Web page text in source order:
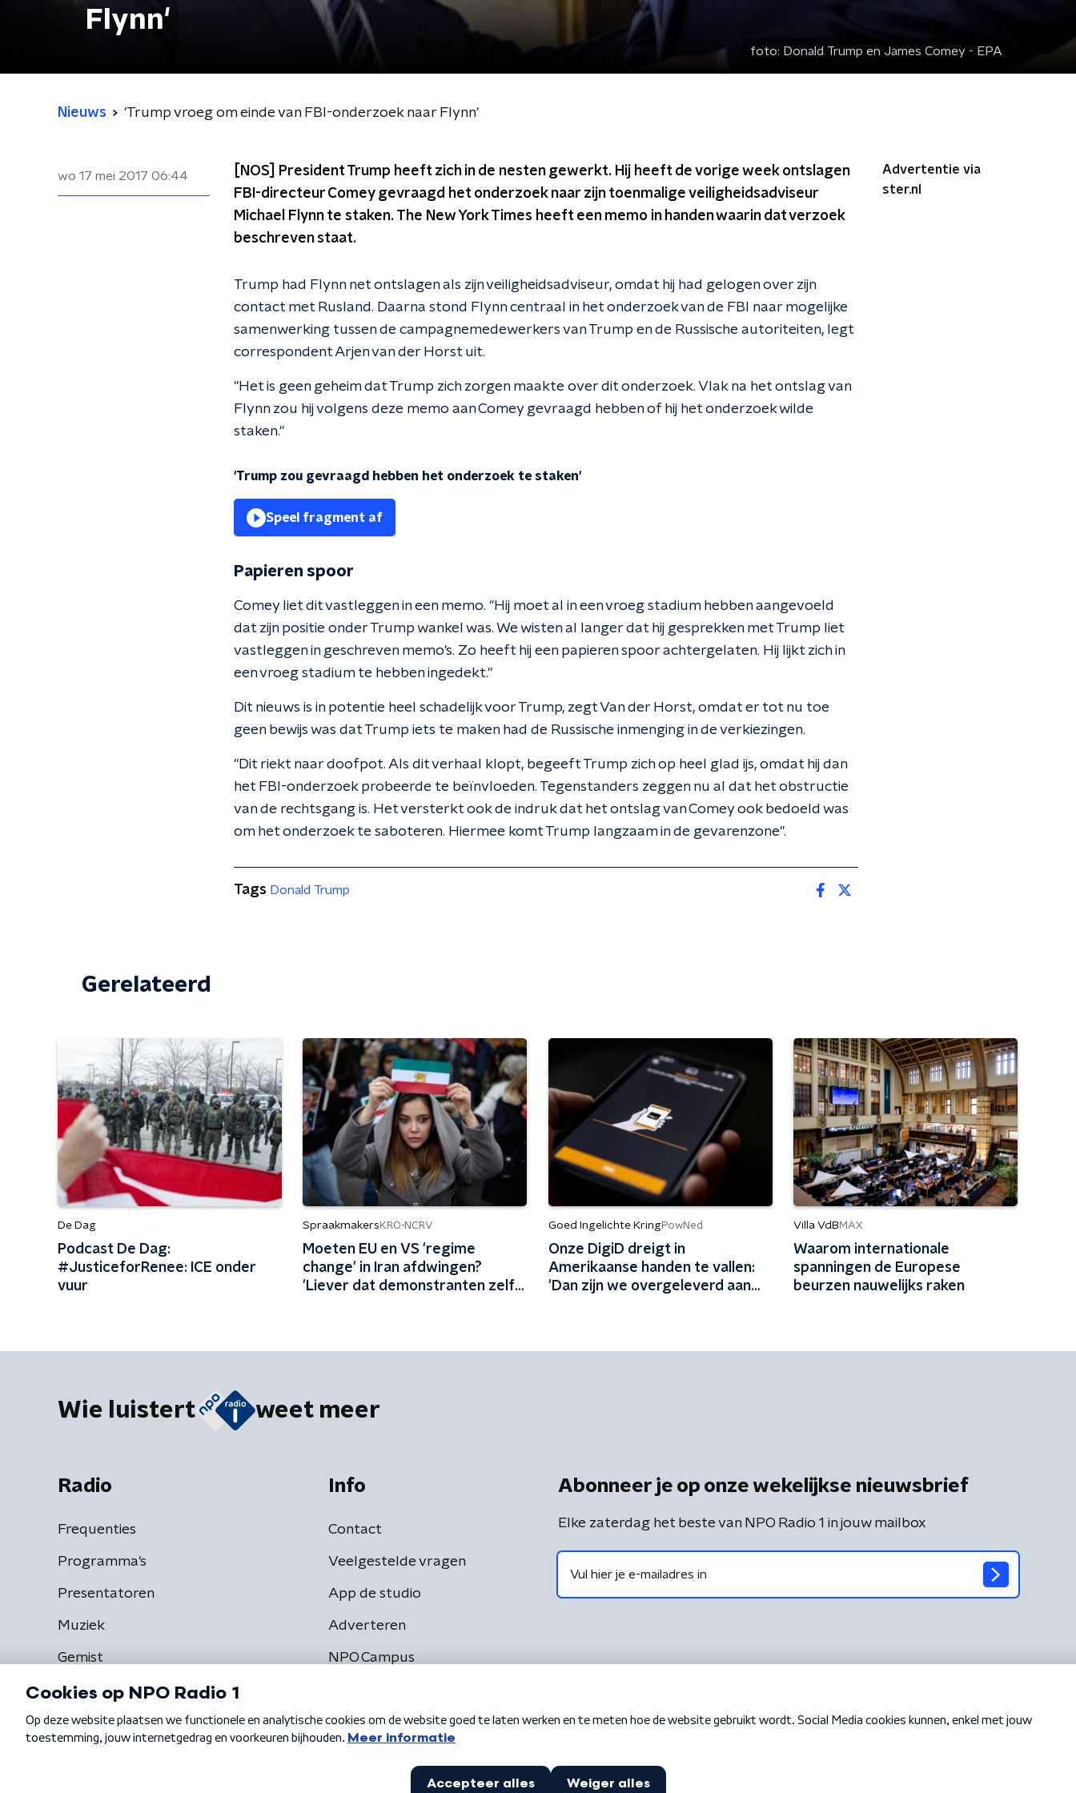
Flynn'
foto: Donald Trump en James Comey - EPA
Nieuws 'Trump vroeg om einde van FBI-onderzoek naar Flynn'
wo 17 mei 2017 06:44
[NOS] President Trump heeft zich in de nesten gewerkt. Hij heeft de vorige week ontslagen
FBI-directeur Comey gevraagd het onderzoek naar zijn toenmalige veiligheidsadviseur
Michael Flynn te staken. The New York Times heeft een memo in handen waarin dat verzoek
beschreven staat.
Trump had Flynn net ontslagen als zijn veiligheidsadviseur, omdat hij had gelogen over zijn
contact met Rusland. Daarna stond Flynn centraal in het onderzoek van de FBI naar mogelijke
samenwerking tussen de campagnemedewerkers van Trump en de Russische autoriteiten, legt
correspondent Arjen van der Horst uit.
"Het is geen geheim dat Trump zich zorgen maakte over dit onderzoek. Vlak na het ontslag van
Flynn zou hij volgens deze memo aan Comey gevraagd hebben of hij het onderzoek wilde
staken."
'Trump zou gevraagd hebben het onderzoek te staken'
Speel fragment af
Papieren spoor
Comey liet dit vastleggen in een memo. "Hij moet al in een vroeg stadium hebben aangevoeld
dat zijn positie onder Trump wankel was. We wisten al langer dat hij gesprekken met Trump liet
vastleggen in geschreven memo's. Zo heeft hij een papieren spoor achtergelaten. Hij lijkt zich in
een vroeg stadium te hebben ingedekt."
Dit nieuws is in potentie heel schadelijk voor Trump, zegt Van der Horst, omdat er tot nu toe
geen bewijs was dat Trump iets te maken had de Russische inmenging in de verkiezingen.
"Dit riekt naar doofpot. Als dit verhaal klopt, begeeft Trump zich op heel glad ijs, omdat hij dan
het FBI-onderzoek probeerde te beïnvloeden. Tegenstanders zeggen nu al dat het obstructie
van de rechtsgang is. Het versterkt ook de indruk dat het ontslag van Comey ook bedoeld was
om het onderzoek te saboteren. Hiermee komt Trump langzaam in de gevarenzone".
Advertentie via
ster.nl
Tags Donald Trump
Gerelateerd
De Dag
Podcast De Dag:
#JusticeforRenee: ICE onder
vuur
Spraakmakers KRO-NCRV
Moeten EU en VS 'regime
change' in Iran afdwingen?
'Liever dat demonstranten zelf
Goed Ingelichte KringPowNed
Onze DigiD dreigt in
Amerikaanse handen te vallen:
'Dan zijn we overgeleverd aan
Villa VdB MAX
Waarom internationale
spanningen de Europese
beurzen nauwelijks raken
Wie luistert weet meer
Radio
Frequenties
Programma's
Presentatoren
Muziek
Gemist
Info
Contact
Veelgestelde vragen
App de studio
Adverteren
NPO Campus
Abonneer je op onze wekelijkse nieuwsbrief
Elke zaterdag het beste van NPO Radio 1 in jouw mailbox
Algemene voorwaarden Privacybeleid